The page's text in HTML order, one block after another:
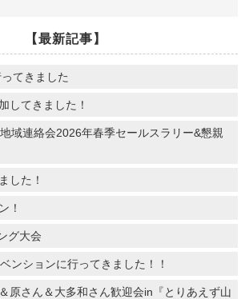
【最新記事】
てきました
してきました！
域連絡会2026年春季セールスラリー&懇親
した！
！
グ大会
ンションに行ってきました！！
原さん＆大多和さん歓迎会in『とりあえず山